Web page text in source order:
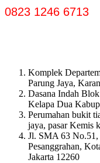
0823 1246 6713
Komplek
Parung Jaya,
Dasana Indah
Kelapa Dua
Perumahan bukit
jaya, pasar Kemis
Jl. SMA 63 No.51,
Pesanggrahan,
Jakarta 12260